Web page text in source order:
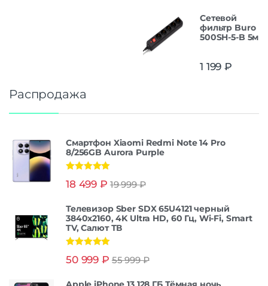
Сетевой
фильтр Buro
500SH-5-B 5м
1 199 ₽
Распродажа
Смартфон Xiaomi Redmi Note 14 Pro
8/256GB Aurora Purple
из 5
18 499 ₽ 19 999₽
Телевизор Sber SDX 65U4121 черный
3840x2160, 4K Ultra HD, 60 Гц, Wi-Fi, Smart
TV, Салют ТВ
из 5
50 999 ₽ 55 999₽